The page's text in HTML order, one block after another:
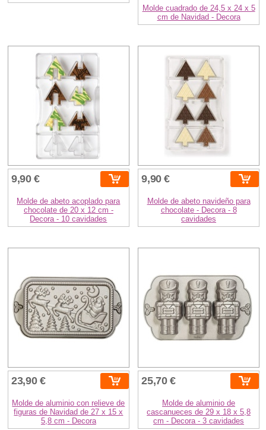
Molde cuadrado de 24,5 x 24 x 5
cm de Navidad - Decora
9,90 €
Molde de abeto acoplado para
chocolate de 20 x 12 cm -
Decora - 10 cavidades
9,90 €
Molde de abeto navideño para
chocolate - Decora - 8
cavidades
23,90 €
Molde de aluminio con relieve de
figuras de Navidad de 27 x 15 x
5,8 cm - Decora
25,70 €
Molde de aluminio de
cascanueces de 29 x 18 x 5,8
cm - Decora - 3 cavidades